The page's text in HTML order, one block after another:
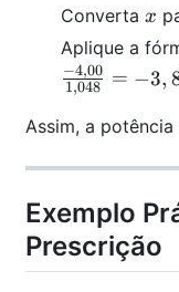
Converta x
x
Aplique a
1,048
−4,00 = −3,
Assim, a
Exemplo
Prescrição